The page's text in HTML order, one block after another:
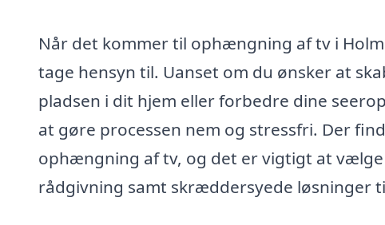
Når det kommer til ophængning af tv i
tage hensyn til. Uanset om du ønsker at
pladsen i dit hjem eller forbedre dine
at gøre processen nem og stressfri. Der
ophængning af tv, og det er vigtigt at
rådgivning samt skræddersyede løsninger